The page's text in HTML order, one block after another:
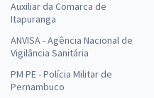
Auxiliar da Comarca de
Itapuranga
ANVISA - Agência Nacional de
Vigilância Sanitária
PM PE - Polícia Militar de
Pernambuco